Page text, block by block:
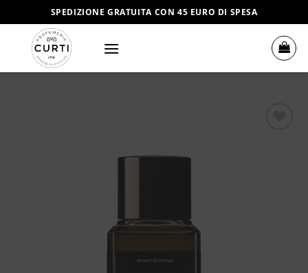
ai
contenuti
SPEDIZIONE GRATUITA CON 45 EURO DI SPESA